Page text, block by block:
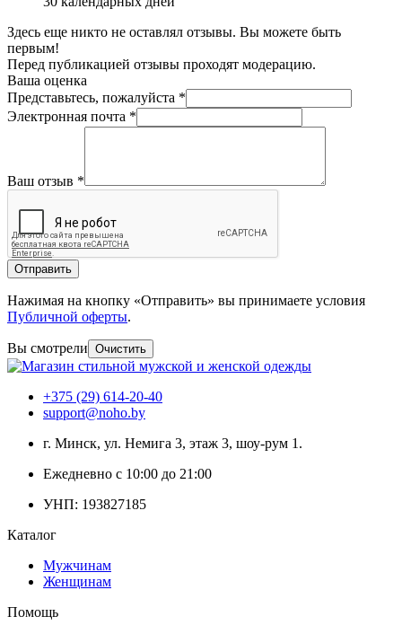
Здесь еще никто не оставлял отзывы. Вы можете быть
первым!
Перед публикацией отзывы проходят модерацию.
Ваша оценка
Представьтесь, пожалуйста *
Электронная почта *
Ваш отзыв *
Отправить
Нажимая на кнопку «Отправить» вы принимаете условия
Публичной оферты.
Вы смотрели Очистить
+375 (29) 614-20-40
support@noho.by
г. Минск, ул. Немига 3, этаж 3, шоу-рум 1.
Ежедневно с 10:00 до 21:00
УНП: 193827185
Каталог
Мужчинам
Женщинам
Помощь